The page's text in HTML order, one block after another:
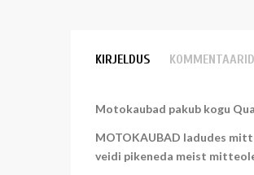
KIRJELDUS KOMMENTAARID
Motokaubad pakub kogu
MOTOKAUBAD ladudes
veidi pikeneda meist